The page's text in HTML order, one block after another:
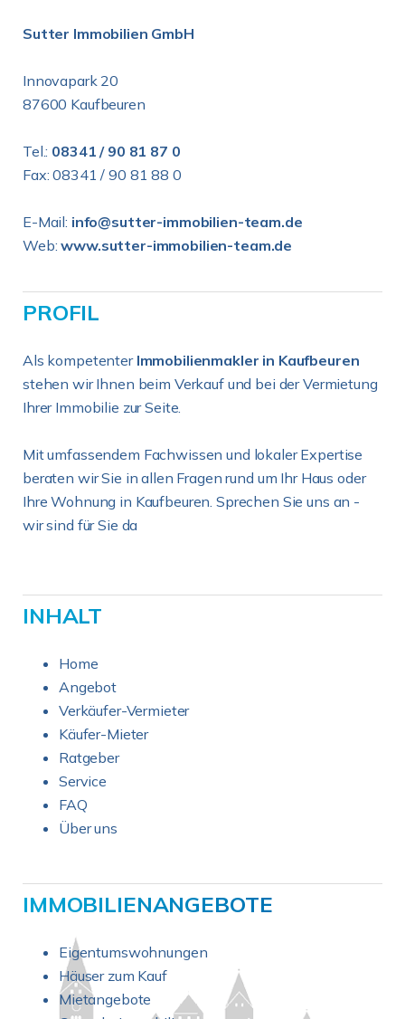
Sutter Immobilien GmbH
Innovapark 20
87600 Kaufbeuren
Tel.: 08341 / 90 81 87 0
Fax: 08341 / 90 81 88 0
E-Mail: info@sutter-immobilien-team.de
Web:www.sutter-immobilien-team.de
PROFIL
Als kompetenter Immobilienmakler in Kaufbeuren
stehen wir Ihnen beim Verkauf und bei der Vermietung
Ihrer Immobilie zur Seite.
Mit umfassendem Fachwissen und lokaler Expertise
beraten wir Sie in allen Fragen rund um Ihr Haus oder
Ihre Wohnung in Kaufbeuren. Sprechen Sie uns an -
wir sind für Sie da
INHALT
Home
Angebot
Verkäufer-Vermieter
Käufer-Mieter
Ratgeber
Service
FAQ
Über uns
IMMOBILIENANGEBOTE
Eigentumswohnungen
Häuser zum Kauf
Mietangebote